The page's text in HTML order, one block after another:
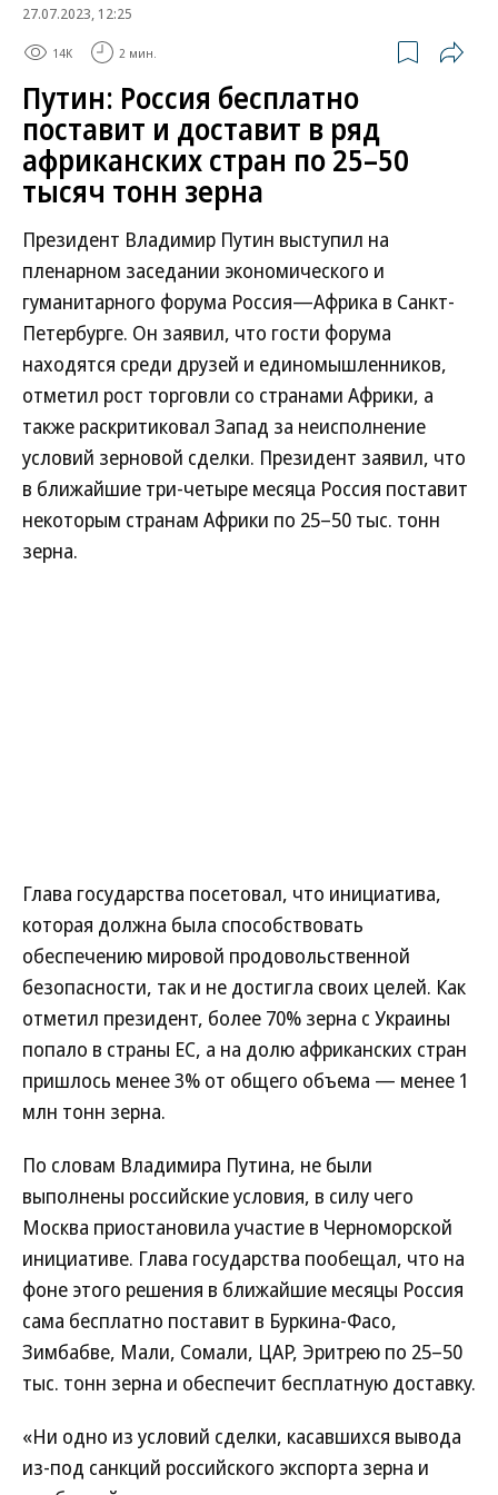
27.07.2023, 12:25
14K 2 мин.
Путин: Россия бесплатно
поставит и доставит в ряд
африканских стран по 25–50
тысяч тонн зерна
Президент Владимир Путин выступил на
пленарном заседании экономического и
гуманитарного форума Россия—Африка в Санкт-
Петербурге. Он заявил, что гости форума
находятся среди друзей и единомышленников,
отметил рост торговли со странами Африки, а
также раскритиковал Запад за неисполнение
условий зерновой сделки. Президент заявил, что
в ближайшие три-четыре месяца Россия поставит
некоторым странам Африки по 25–50 тыс. тонн
зерна.
Глава государства посетовал, что инициатива,
которая должна была способствовать
обеспечению мировой продовольственной
безопасности, так и не достигла своих целей. Как
отметил президент, более 70% зерна с Украины
попало в страны ЕС, а на долю африканских стран
пришлось менее 3% от общего объема — менее 1
млн тонн зерна.
По словам Владимира Путина, не были
выполнены российские условия, в силу чего
Москва приостановила участие в Черноморской
инициативе. Глава государства пообещал, что на
фоне этого решения в ближайшие месяцы Россия
сама бесплатно поставит в Буркина-Фасо,
Зимбабве, Мали, Сомали, ЦАР, Эритрею по 25–50
тыс. тонн зерна и обеспечит бесплатную доставку.
«Ни одно из условий сделки, касавшихся вывода
из-под санкций российского экспорта зерна и